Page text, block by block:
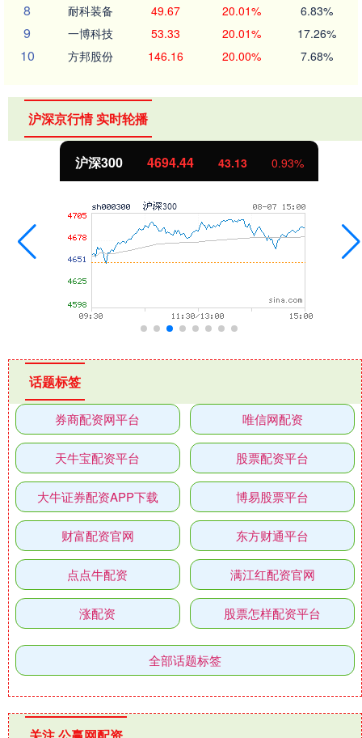
8 耐科装备 49.67 20.01% 6.83%
9 一博科技 53.33 20.01% 17.26%
10 方邦股份 146.16 20.00% 7.68%
沪深京行情 实时轮播
北证50 1134.24 11.37 1.01%
话题标签
券商配资网平台 唯信网配资
天牛宝配资平台 股票配资平台
大牛证券配资APP下载 博易股票平台
财富配资官网 东方财通平台
点点牛配资 满江红配资官网
涨配资 股票怎样配资平台
全部话题标签